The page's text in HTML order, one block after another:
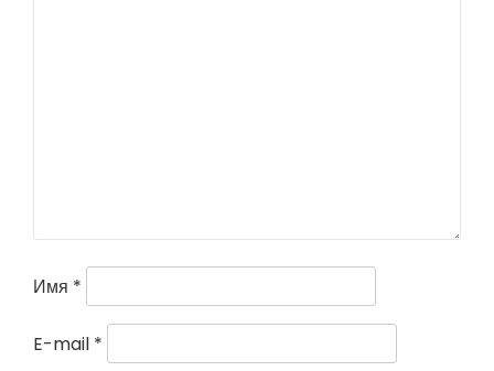
Имя *
E-mail *